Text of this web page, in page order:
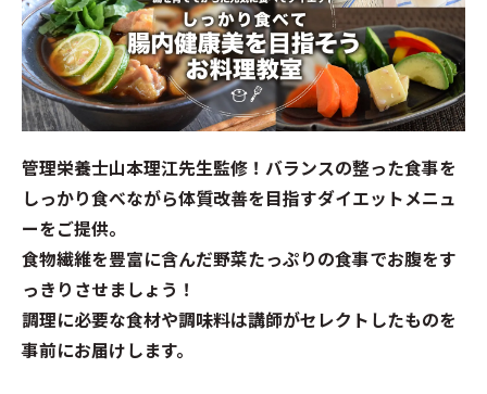
管理栄養士山本理江先生監修！バランスの整った食事を
しっかり食べながら体質改善を目指すダイエットメニュ
ーをご提供。
食物繊維を豊富に含んだ野菜たっぷりの食事でお腹をす
っきりさせましょう！
調理に必要な食材や調味料は講師がセレクトしたものを
事前にお届けします。